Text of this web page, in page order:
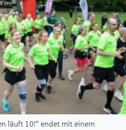
läuft 10!“ endet mit einem